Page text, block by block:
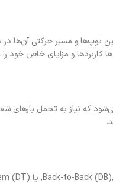
توپ‌ها و مسیر حرکتی آن‌ها
که نیاز به تحمل